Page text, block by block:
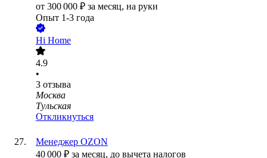
от 300 000 ₽ за месяц, на руки
Опыт 1-3 года
Hi Home
4.9
•
3 отзыва
Москва
Тульская
Откликнуться
Менеджер OZON
40 000 ₽ за месяц, до вычета налогов